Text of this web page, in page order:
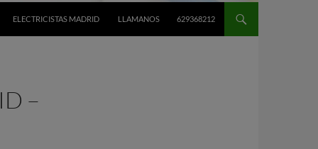
ELECTRICISTAS MADRID LLAMANOS 629368212
–